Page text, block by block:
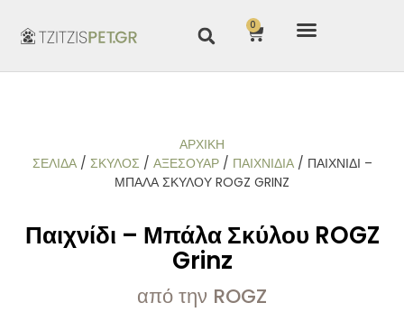
0
ΑΡΧΙΚΉ
ΣΕΛΊΔΑ/ ΣΚΥΛΟΣ / ΑΞΕΣΟΥΑΡ/ ΠΑΙΧΝΊΔΙΑ/ ΠΑΙΧΝΊΔΙ –
ΜΠΆΛΑ ΣΚΎΛΟΥ ROGZ GRINZ
Παιχνίδι – Μπάλα Σκύλου ROGZ
Grinz
από την ROGZ